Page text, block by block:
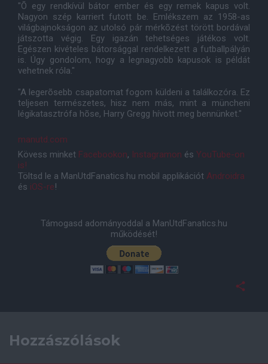
"Õ egy rendkívül bátor ember és egy remek kapus volt.
Nagyon szép karriert futott be. Emlékszem az 1958-as
világbajnokságon az utolsó pár mérkõzést törött bordával
játszotta végig. Egy igazán tehetséges játékos volt.
Egészen kivételes bátorsággal rendelkezett a futballpályán
is. Úgy gondolom, hogy a legnagyobb kapusok is példát
vehetnek róla."
"A legerõsebb csapatomat fogom küldeni a találkozóra. Ez
teljesen természetes, hisz nem más, mint a müncheni
légikatasztrófa hõse, Harry Gregg hívott meg bennünket."
manutd.com
Kövess minket Facebookon, Instagramon és YouTube-on
is!
Töltsd le a ManUtdFanatics.hu mobil applikációt Androidra
és iOS-re!
Támogasd adományoddal a ManUtdFanatics.hu
működését!
Hozzászólások